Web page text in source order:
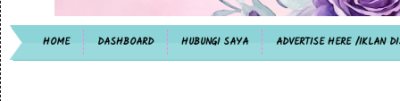
HOME DASHBOARD HUBUNGI SAYA ADVERTISE HERE /IKLAN